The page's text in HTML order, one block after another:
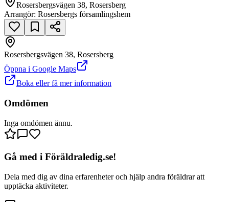
Rosersbergsvägen 38, Rosersberg
Arrangör: Rosersbergs församlingshem
null
Rosersbergsvägen 38
Rosersbergsvägen 38, Rosersberg
Öppna i Google Maps
Boka eller få mer information
Omdömen
Inga omdömen ännu.
Gå med i Föräldraledig.se!
Dela med dig av dina erfarenheter och hjälp andra föräldrar att
upptäcka aktiviteter.